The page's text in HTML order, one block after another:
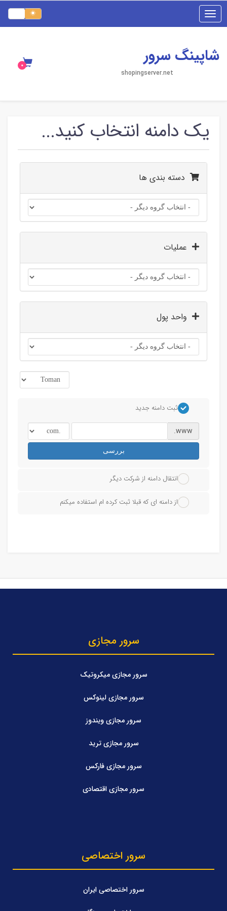
Toggle
navigation
شاپینگ سرور
shopingserver.net
یک دامنه انتخاب کنید...
دسته بندی ها
عملیات
واحد پول
ثبت دامنه جدید
www.
بررسی
انتقال دامنه از شرکت دیگر
از دامنه ای که قبلا ثبت کرده ام استفاده میکنم
سرور مجازی
سرور مجازی میکروتیک
سرور مجازی لینوکس
سرور مجازی ویندوز
سرور مجازی ترید
سرور مجازی فارکس
سرور مجازی اقتصادی
سرور اختصاصی
سرور اختصاصی ایران